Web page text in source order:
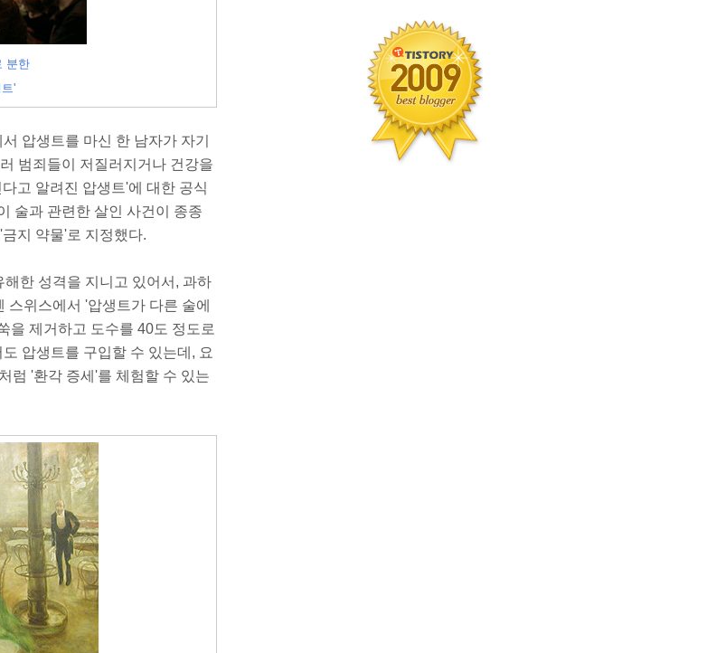
분한
'
압생트를 마신 한 남자가 자기
범죄들이 저질러지거나 건강을
고 알려진 압생트'에 대한 공식
술과 관련한 살인 사건이 종종
지 약물'로 지정했다.
한 성격을 지니고 있어서, 과하
위스에서 '압생트가 다른 술에
을 제거하고 도수를 40도 정도로
압생트를 구입할 수 있는데, 요
럼 '환각 증세'를 체험할 수 있는